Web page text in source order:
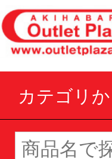
カテゴリか